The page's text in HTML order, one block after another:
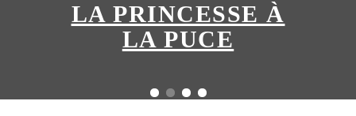
LA PRINCESSE À
LA PUCE